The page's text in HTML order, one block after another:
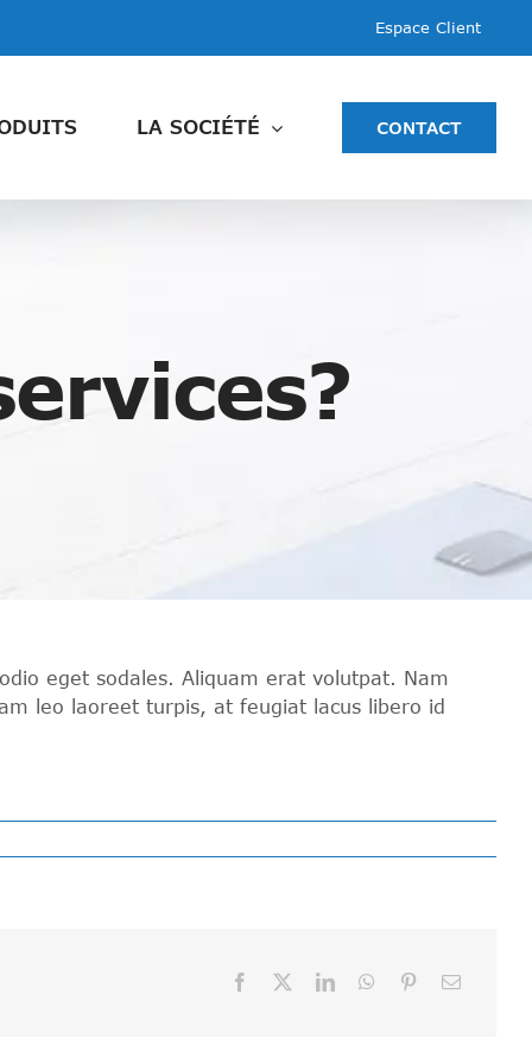
Espace Client
LA SOCIÉTÉ CONTACT
eget sodales. Aliquam erat volutpat. Nam
leo laoreet turpis, at feugiat lacus libero id
Facebook LinkedInWhatsApp
PinterestEmail